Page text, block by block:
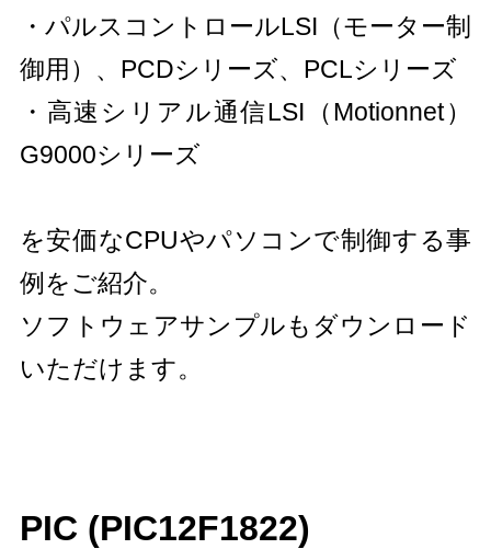
・パルスコントロールLSI（モーター制
御用）、PCDシリーズ、PCLシリーズ
・高速シリアル通信LSI（Motionnet）
G9000シリーズ
を安価なCPUやパソコンで制御する事
例をご紹介。
ソフトウェアサンプルもダウンロード
いただけます。
PIC (PIC12F1822)